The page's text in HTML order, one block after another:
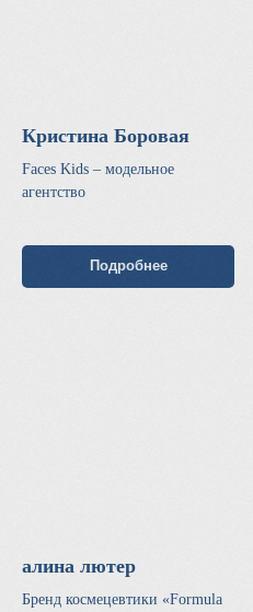
Кристина Боровая
Faces Kids – модельное
агентство
Подробнее
алина лютер
Бренд космецевтики «Formula